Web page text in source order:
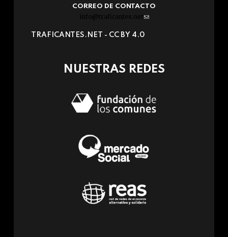
CORREO DE CONTACTO
info@traficantes.net (link
e-
TRAFICANTES.NET - CC BY 4.0
NUESTRAS REDES